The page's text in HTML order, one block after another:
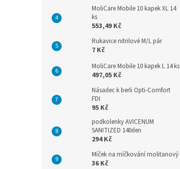
MoliCare Mobile 10 kapek XL 14
ks
553,49 Kč
Rukavice nitrilové M/L pár
7 Kč
MoliCare Mobile 10 kapek L 14 ks
497,05 Kč
Násadec k berli Opti-Comfort
FDI
95 Kč
podkolenky AVICENUM
SANITIZED 140den
294 Kč
Míček na míčkování molitanový
36 Kč